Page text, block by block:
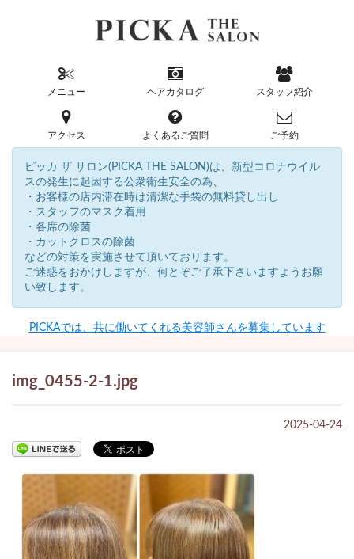
メニュー ヘアカタログ スタッフ紹介
アクセス よくあるご質問 ご予約
ピッカ ザ サロン(PICKA THE SALON)は、新型コロナウイル
スの発生に起因する公衆衛生安全の為、
・お客様の店内滞在時は清潔な手袋の無料貸し出し
・スタッフのマスク着用
・各席の除菌
・カットクロスの除菌
などの対策を実施させて頂いております。
ご迷惑をおかけしますが、何とぞご了承下さいますようお願
い致します。
PICKAでは、共に働いてくれる美容師さんを募集しています
img_0455-2-1.jpg
2025-04-24